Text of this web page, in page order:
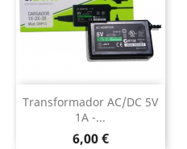
Transformador AC/DC 5V
1A -...
Preço
6,00 €